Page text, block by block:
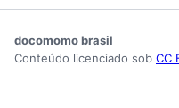
docomomo brasil
Conteúdo licenciado sob CC